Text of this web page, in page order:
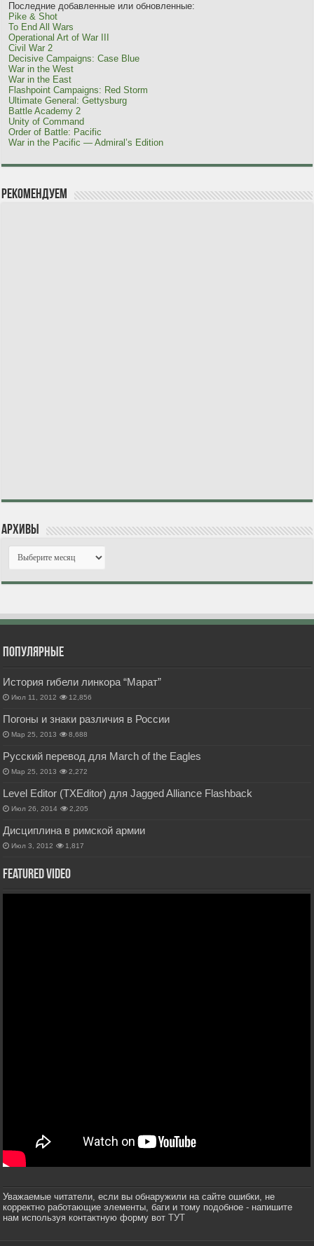
Последние добавленные или обновленные:
Pike & Shot
To End All Wars
Operational Art of War III
Civil War 2
Decisive Campaigns: Case Blue
War in the West
War in the East
Flashpoint Campaigns: Red Storm
Ultimate General: Gettysburg
Battle Academy 2
Unity of Command
Order of Battle: Pacific
War in the Pacific — Admiral’s Edition
Рекомендуем
Архивы
Популярные
История гибели линкора “Марат”
Июл 11, 2012 12,856
Погоны и знаки различия в России
Мар 25, 2013 8,688
Русский перевод для March of the Eagles
Мар 25, 2013 2,272
Level Editor (TXEditor) для Jagged Alliance Flashback
Июл 26, 2014 2,205
Дисциплина в римской армии
Июл 3, 2012 1,817
Featured Video
Уважаемые читатели, если вы обнаружили на сайте ошибки, не
корректно работающие элементы, баги и тому подобное - напишите
нам используя контактную форму вотТУТ